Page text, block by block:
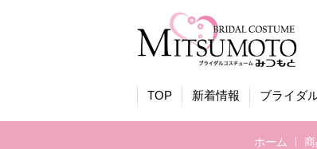
TOP 新着情報 ブライダ
ホーム